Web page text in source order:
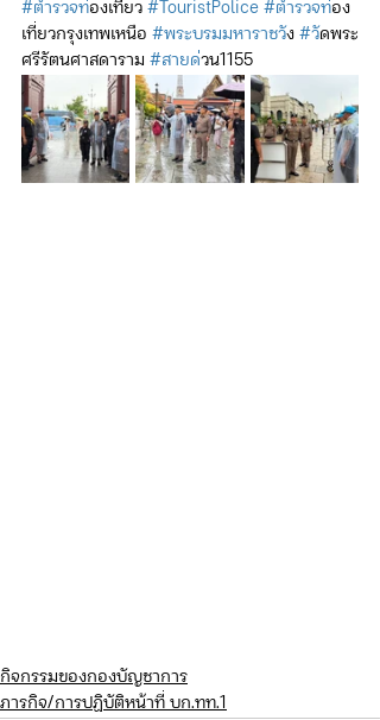
#ตำรวจท่องเที่ยว #TouristPolice #ตำรวจท่อง
เที่ยวกรุงเทพเหนือ #พระบรมมหาราชวัง #วัดพระ
ศรีรัตนศาสดาราม #สายด่วน1155
กิจกรรมของกองบัญชาการ
ภารกิจ/การปฏิบัติหน้าที่ บก.ทท.1